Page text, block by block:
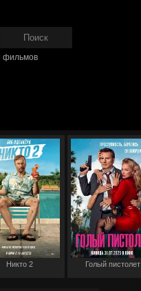
фильмов
Никто 2 Голый пистолет